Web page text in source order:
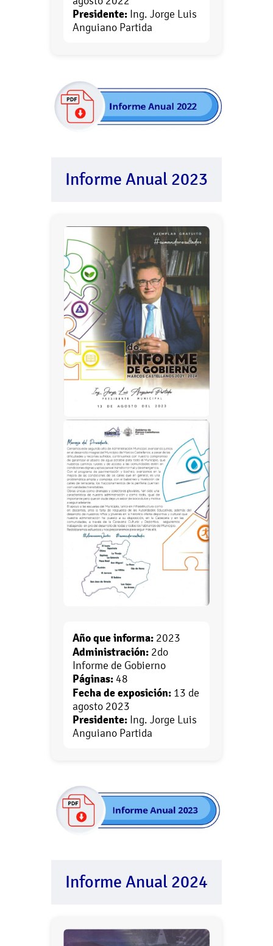
Presidente: Ing. Jorge Luis
Anguiano Partida
Informe Anual 2023
Año que informa: 2023
Administración: 2do
Informe de Gobierno
Páginas: 48
Fecha de exposición: 13 de
agosto 2023
Presidente: Ing. Jorge Luis
Anguiano Partida
Informe Anual 2024